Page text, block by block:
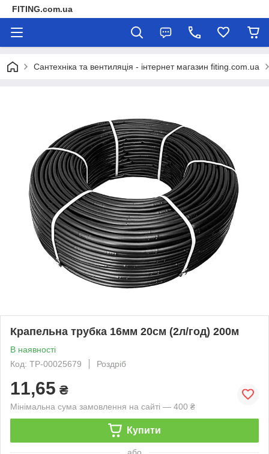
FITING.com.ua
Сантехніка та вентиляція - інтернет магазин fiting.com.ua
Крапельна трубка 16мм 20см (2л/год) 200м
В наявності
Код: ТР-00025679
Роздріб
11,65 ₴
Мінімальна сума замовлення на сайті — 400 ₴
Купити
або